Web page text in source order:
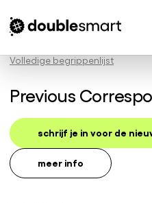
Volledige begrippenlijst
Previous
schrijf je in voor de
meer info